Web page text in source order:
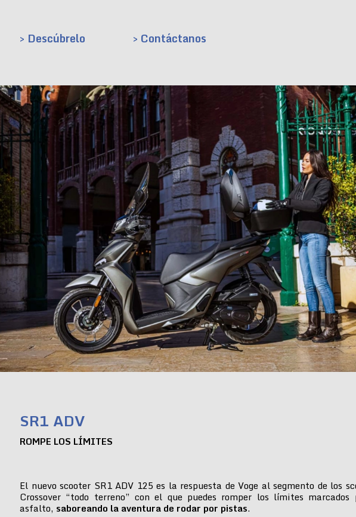
> Descúbrelo > Contáctanos
SR1 ADV
ROMPE LOS LÍMITES
El nuevo scooter SR1 ADV 125 es la respuesta de Voge al segmento de los
Crossover “todo terreno” con el que puedes romper los límites marcados
asfalto, saboreando la aventura de rodar por pistas.